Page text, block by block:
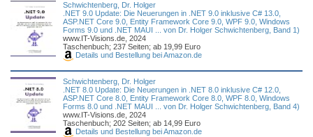
Schwichtenberg, Dr. Holger
.NET 9.0 Update: Die Neuerungen in .NET 9.0 inklusive C# 13.0,
ASP.NET Core 9.0, Entity Framework Core 9.0, WPF 9.0, Windows
Forms 9.0 und .NET MAUI ... von Dr. Holger Schwichtenberg, Band 1)
www.IT-Visions.de, 2024
Taschenbuch; 237 Seiten; ab 19,99 Euro
Details und Bestellung bei Amazon.de
Schwichtenberg, Dr. Holger
.NET 8.0 Update: Die Neuerungen in .NET 8.0 inklusive C# 12.0,
ASP.NET Core 8.0, Entity Framework Core 8.0, WPF 8.0, Windows
Forms 8.0 und .NET MAUI ... von Dr. Holger Schwichtenberg, Band 4)
www.IT-Visions.de, 2024
Taschenbuch; 202 Seiten; ab 14,99 Euro
Details und Bestellung bei Amazon.de